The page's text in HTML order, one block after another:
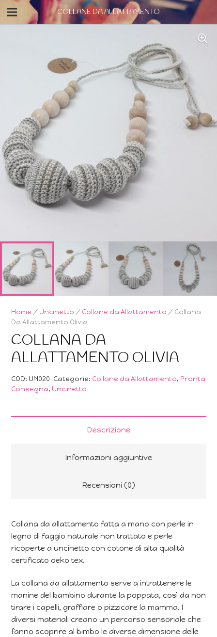
COLLANE DA ALLATTAMENTO
Home / Uncinetto / Collane da Allattamento / Collana
Da Allattamento Olivia
COLLANA DA
ALLATTAMENTO OLIVIA
COD: UN020 Categorie: Collane da Allattamento, Pronta
Consegna, Uncinetto
Descrizione
Informazioni aggiuntive
Recensioni (0)
Collana da allattamento fatta a mano con perle in
legno di faggio naturale non trattato e perle
ricoperte a uncinetto con cotone di alta qualità
certificato oeko tex.
La collana da allattamento serve a intrattenere le
manine del bambino durante la poppata, così da non
tirare i capelli, graffiare o pizzicare la mamma. I
diversi materiali creano un percorso sensoriale che
fanno scoprire al bimbo le diverse dimensione delle